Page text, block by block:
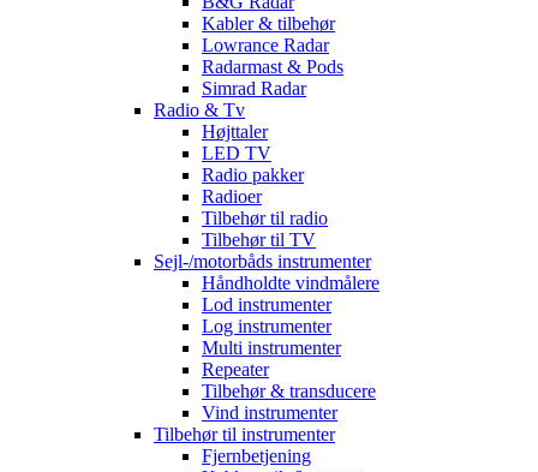
Kabler & tilbehør
Lowrance Radar
Radarmast & Pods
Simrad Radar
Radio & Tv
Højttaler
LED TV
Radio pakker
Radioer
Tilbehør til radio
Tilbehør til TV
Sejl-/motorbåds instrumenter
Håndholdte vindmålere
Lod instrumenter
Log instrumenter
Multi instrumenter
Repeater
Tilbehør & transducere
Vind instrumenter
Tilbehør til instrumenter
Fjernbetjening